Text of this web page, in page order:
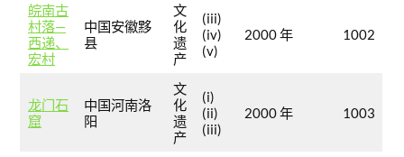
皖南古
村落—
西递、
宏村
中国安徽黟
县
文
化
遗
产
(iii)
(iv)
(v)
2000 年 1002
龙门石
窟
中国河南洛
阳
文
化
遗
产
(i)
(ii)
(iii)
2000 年 1003